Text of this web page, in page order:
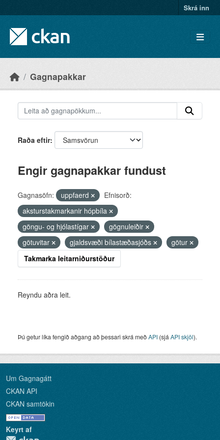
Skrá inn
Gagnapakkar
Raða eftir
Engir gagnapakkar fundust
Gagnasöfn: uppfaerd
Efnisorð:
aksturstakmarkanir hópbíla
göngu- og hjólastígar
gögnuleiðir
götuvitar
gjaldsvæði bílastæðasjóðs
götur
Takmarka leitarniðurstöður
Reyndu aðra leit.
Þú getur líka fengið aðgang að þessari skrá meðAPI (sjá API skjöl).
Um Gagnagátt
CKAN API
CKAN samtökin
Keyrt af